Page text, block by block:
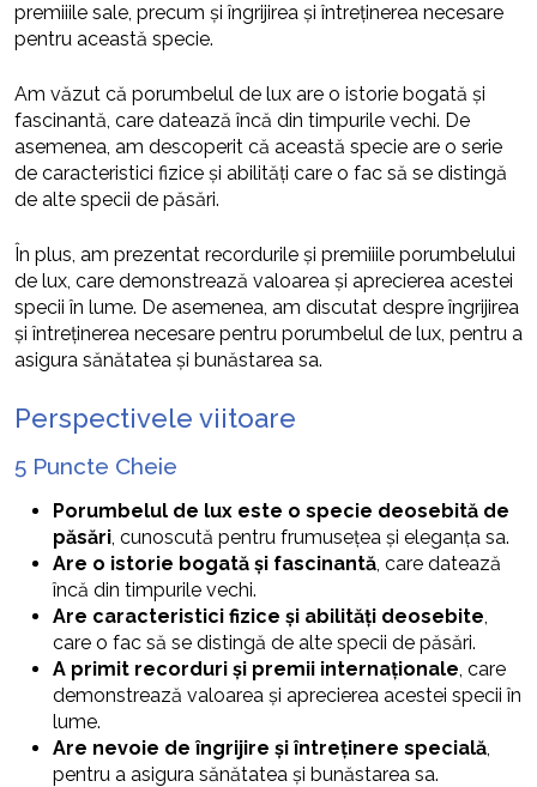
premiiile sale, precum și îngrijirea și întreținerea necesare
pentru această specie.
Am văzut că porumbelul de lux are o istorie bogată și
fascinantă, care datează încă din timpurile vechi. De
asemenea, am descoperit că această specie are o serie
de caracteristici fizice și abilități care o fac să se distingă
de alte specii de păsări.
În plus, am prezentat recordurile și premiiile porumbelului
de lux, care demonstrează valoarea și aprecierea acestei
specii în lume. De asemenea, am discutat despre îngrijirea
și întreținerea necesare pentru porumbelul de lux, pentru a
asigura sănătatea și bunăstarea sa.
Perspectivele viitoare
5 Puncte Cheie
Porumbelul de lux este o specie deosebită de
păsări , cunoscută pentru frumusețea și eleganța sa.
Are o istorie bogată și fascinantă , care datează
încă din timpurile vechi.
Are caracteristici fizice și abilități deosebite
care o fac să se distingă de alte specii de păsări.
A primit recorduri și premii internaționale , care
demonstrează valoarea și aprecierea acestei specii în
lume.
Are nevoie de îngrijire și întreținere specială
pentru a asigura sănătatea și bunăstarea sa.